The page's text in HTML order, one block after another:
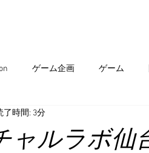
ゲーム企画 ゲーム
ャルラボ仙
了時間: 3分